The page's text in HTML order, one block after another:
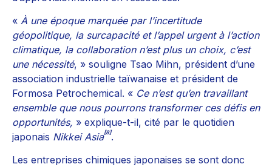
« À une époque marquée par l’incertitude
géopolitique, la surcapacité et l’appel urgent à l’action
climatique, la collaboration n’est plus un choix, c’est
une nécessité, » souligne Tsao Mihn, président d’une
association industrielle taïwanaise et président de
Formosa Petrochemical. « Ce n’est qu’en travaillant
ensemble que nous pourrons transformer ces défis en
opportunités, » explique-t-il, cité par le quotidien
japonais Nikkei Asia[8].
Les entreprises chimiques japonaises se sont donc